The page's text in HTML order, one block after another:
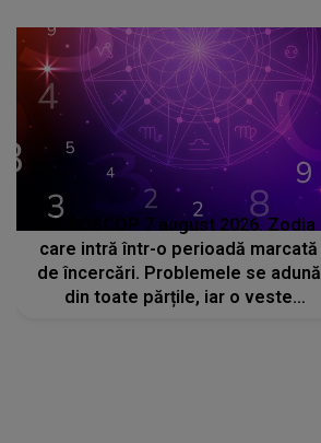
HOROSCOP 7 august 2026. Zodia
care intră într-o perioadă marcată
de încercări. Problemele se adună
din toate părțile, iar o veste